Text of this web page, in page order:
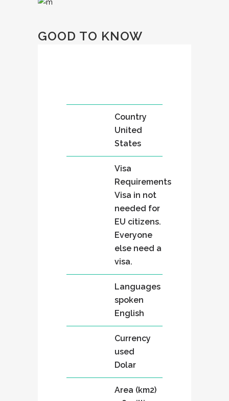
GOOD TO KNOW
Country
United
States
Visa
Requirements
Visa in not
needed for
EU citizens.
Everyone
else need a
visa.
Languages
spoken
English
Currency
used
Dolar
Area (km2)